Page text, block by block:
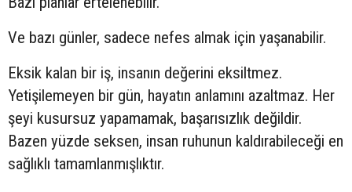
Ve bazı günler, sadece nefes almak için yaşanabilir.
Eksik kalan bir iş, insanın değerini eksiltmez.
Yetişilemeyen bir gün, hayatın anlamını azaltmaz. Her
şeyi kusursuz yapamamak, başarısızlık değildir.
Bazen yüzde seksen, insan ruhunun kaldırabileceği en
sağlıklı tamamlanmışlıktır.